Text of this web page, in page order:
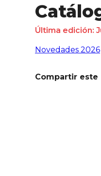
Última edición:
Novedades 2026
Compartir este